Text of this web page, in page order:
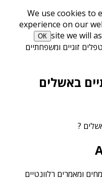
We use cookies to
experience on our
site we will
ОК
זוגיים ומשפחתיים
באשלים
?
ומאמרים רלוונטיים